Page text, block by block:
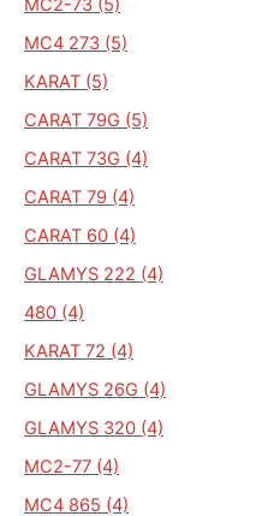
MC4 273 (5)
KARAT (5)
CARAT 79G (5)
CARAT 73G (4)
CARAT 79 (4)
CARAT 60 (4)
GLAMYS 222 (4)
480 (4)
KARAT 72 (4)
GLAMYS 26G (4)
GLAMYS 320 (4)
MC2-77 (4)
MC4 865 (4)